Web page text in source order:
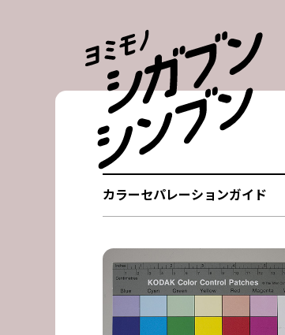
カラーセパレーションガイド